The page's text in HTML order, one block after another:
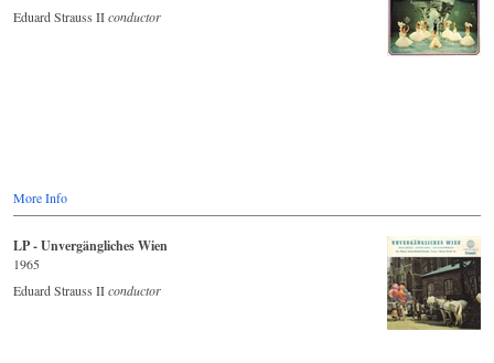
Eduard Strauss IIconductor
More Info
LP - Unvergängliches Wien
1965
Eduard Strauss IIconductor